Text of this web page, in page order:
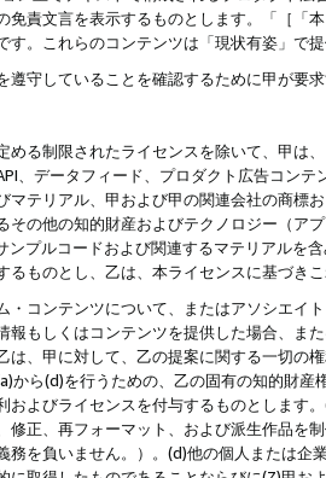
免責文言を表示するものとします。「［「
す。これらのコンテンツは「現状有姿」で
遵守していることを確認するために甲が要
める制限されたライセンスを除いて、甲は
、データフィード、プロダクト広告コン
マテリアル、甲および甲の関連会社の商
その他の知的財産およびテクノロジー（ア
ンプルコードおよび関連するマテリアル
るものとし、乙は、本ライセンスに基づき
・コンテンツについて、またはアソシエイ
報もしくはコンテンツを提供した場合、ま
は、甲に対して、乙の提案に関する一切
から(d)を行うための、乙の固有の知的財
およびライセンスを付与するものとします
修正、再フォーマット、および派生作品を
務を負いません。）。(d)他の個人または